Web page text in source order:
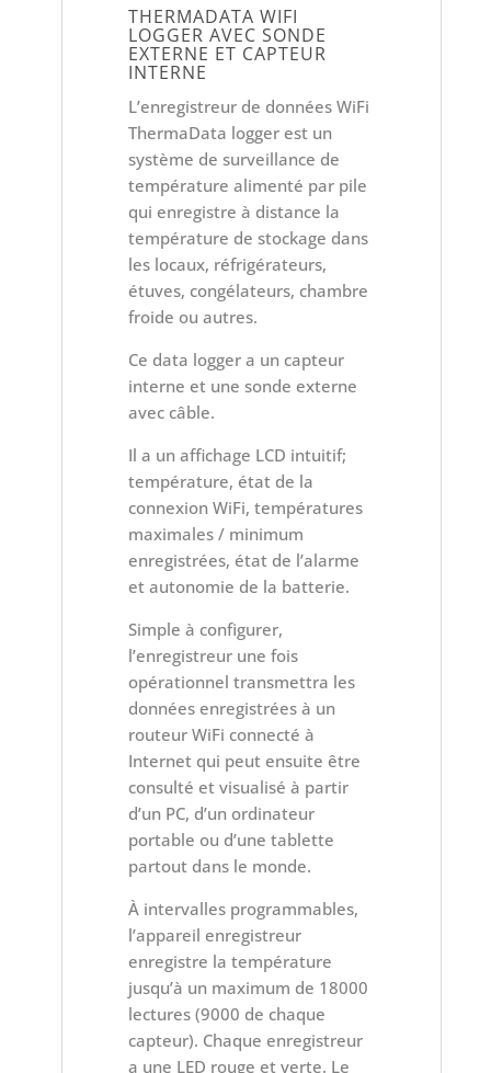
THERMADATA WIFI
LOGGER AVEC SONDE
EXTERNE ET CAPTEUR
INTERNE
L’enregistreur de données WiFi
ThermaData logger est un
système de surveillance de
température alimenté par pile
qui enregistre à distance la
température de stockage dans
les locaux, réfrigérateurs,
étuves, congélateurs, chambre
froide ou autres.
Ce data logger a un capteur
interne et une sonde externe
avec câble.
Il a un affichage LCD intuitif;
température, état de la
connexion WiFi, températures
maximales / minimum
enregistrées, état de l’alarme
et autonomie de la batterie.
Simple à configurer,
l’enregistreur une fois
opérationnel transmettra les
données enregistrées à un
routeur WiFi connecté à
Internet qui peut ensuite être
consulté et visualisé à partir
d’un PC, d’un ordinateur
portable ou d’une tablette
partout dans le monde.
À intervalles programmables,
l’appareil enregistreur
enregistre la température
jusqu’à un maximum de 18000
lectures (9000 de chaque
capteur). Chaque enregistreur
a une LED rouge et verte. Le